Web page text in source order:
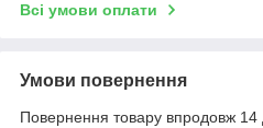
Всі умови оплати
Умови повернення
Повернення товару впродовж 14